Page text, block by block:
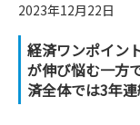
2023年12月22日
経済ワンポイン
が伸び悩む一方
済全体では3年